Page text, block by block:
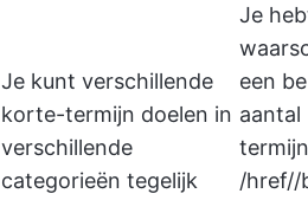
Je kunt verschillende
korte-termijn doelen in
verschillende
categorieën tegelijk
Je
een
aantal
termijn
/href//